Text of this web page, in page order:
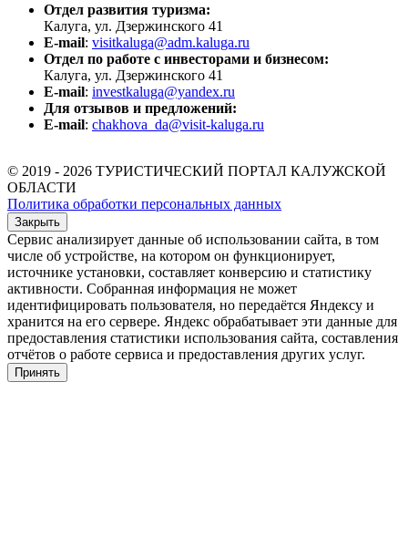
Отдел развития туризма:
Калуга, ул. Дзержинского 41
E-mail: visitkaluga@adm.kaluga.ru
Отдел по работе с инвесторами и бизнесом:
Калуга, ул. Дзержинского 41
E-mail: investkaluga@yandex.ru
Для отзывов и предложений:
E-mail: chakhova_da@visit-kaluga.ru
© 2019 - 2026 ТУРИСТИЧЕСКИЙ ПОРТАЛ КАЛУЖСКОЙ
ОБЛАСТИ
Политика обработки персональных данных
Закрыть
Сервис анализирует данные об использовании сайта, в том
числе об устройстве, на котором он функционирует,
источнике установки, составляет конверсию и статистику
активности. Собранная информация не может
идентифицировать пользователя, но передаётся Яндексу и
хранится на его сервере. Яндекс обрабатывает эти данные для
предоставления статистики использования сайта, составления
отчётов о работе сервиса и предоставления других услуг.
Принять